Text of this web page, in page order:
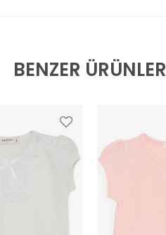
BENZER ÜRÜNLER